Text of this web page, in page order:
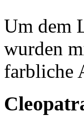
Um dem
wurden
farbliche